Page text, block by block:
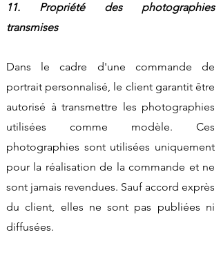
11. Propriété des photographies
transmises
Dans le cadre d'une commande de
portrait personnalisé, le client garantit être
autorisé à transmettre les photographies
utilisées comme modèle. Ces
photographies sont utilisées uniquement
pour la réalisation de la commande et ne
sont jamais revendues. Sauf accord exprès
du client, elles ne sont pas publiées ni
diffusées.